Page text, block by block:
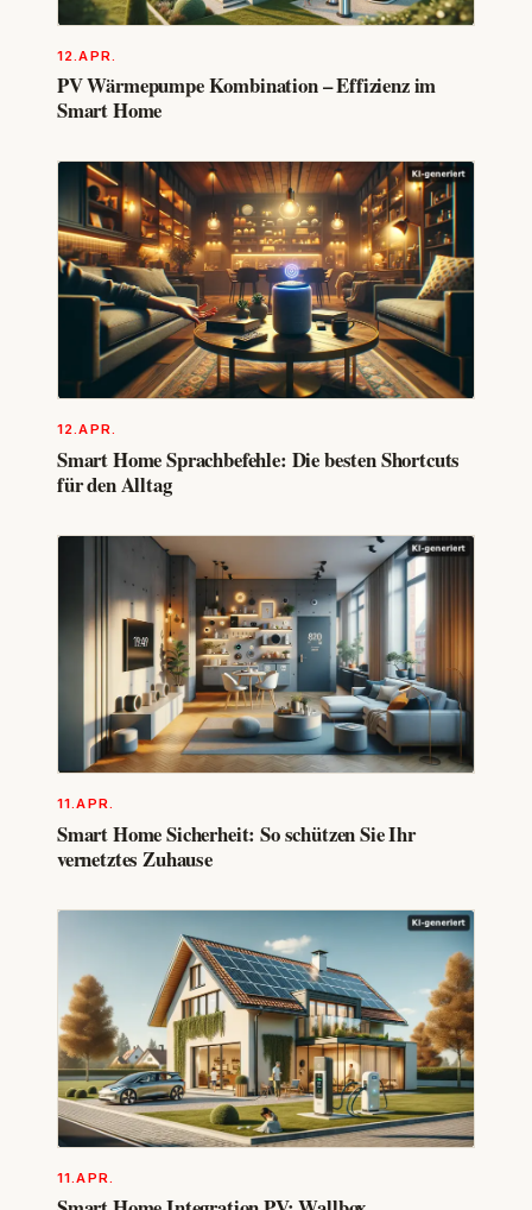
12.APR.
PV Wärmepumpe Kombination – Effizienz im
Smart Home
12.APR.
Smart Home Sprachbefehle: Die besten Shortcuts
für den Alltag
11.APR.
Smart Home Sicherheit: So schützen Sie Ihr
vernetztes Zuhause
11.APR.